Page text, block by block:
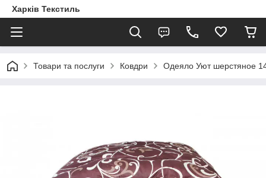
Харків Текстиль
Товари та послуги Ковдри Одеяло Уют шерстяное